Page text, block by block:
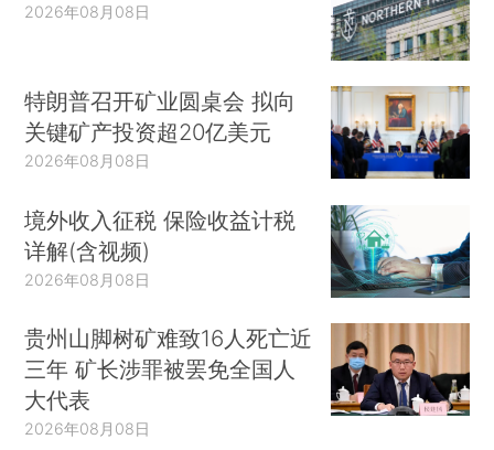
2026年08月08日
特朗普召开矿业圆桌会 拟向
关键矿产投资超20亿美元
2026年08月08日
境外收入征税 保险收益计税
详解(含视频)
2026年08月08日
贵州山脚树矿难致16人死亡近
三年 矿长涉罪被罢免全国人
大代表
2026年08月08日